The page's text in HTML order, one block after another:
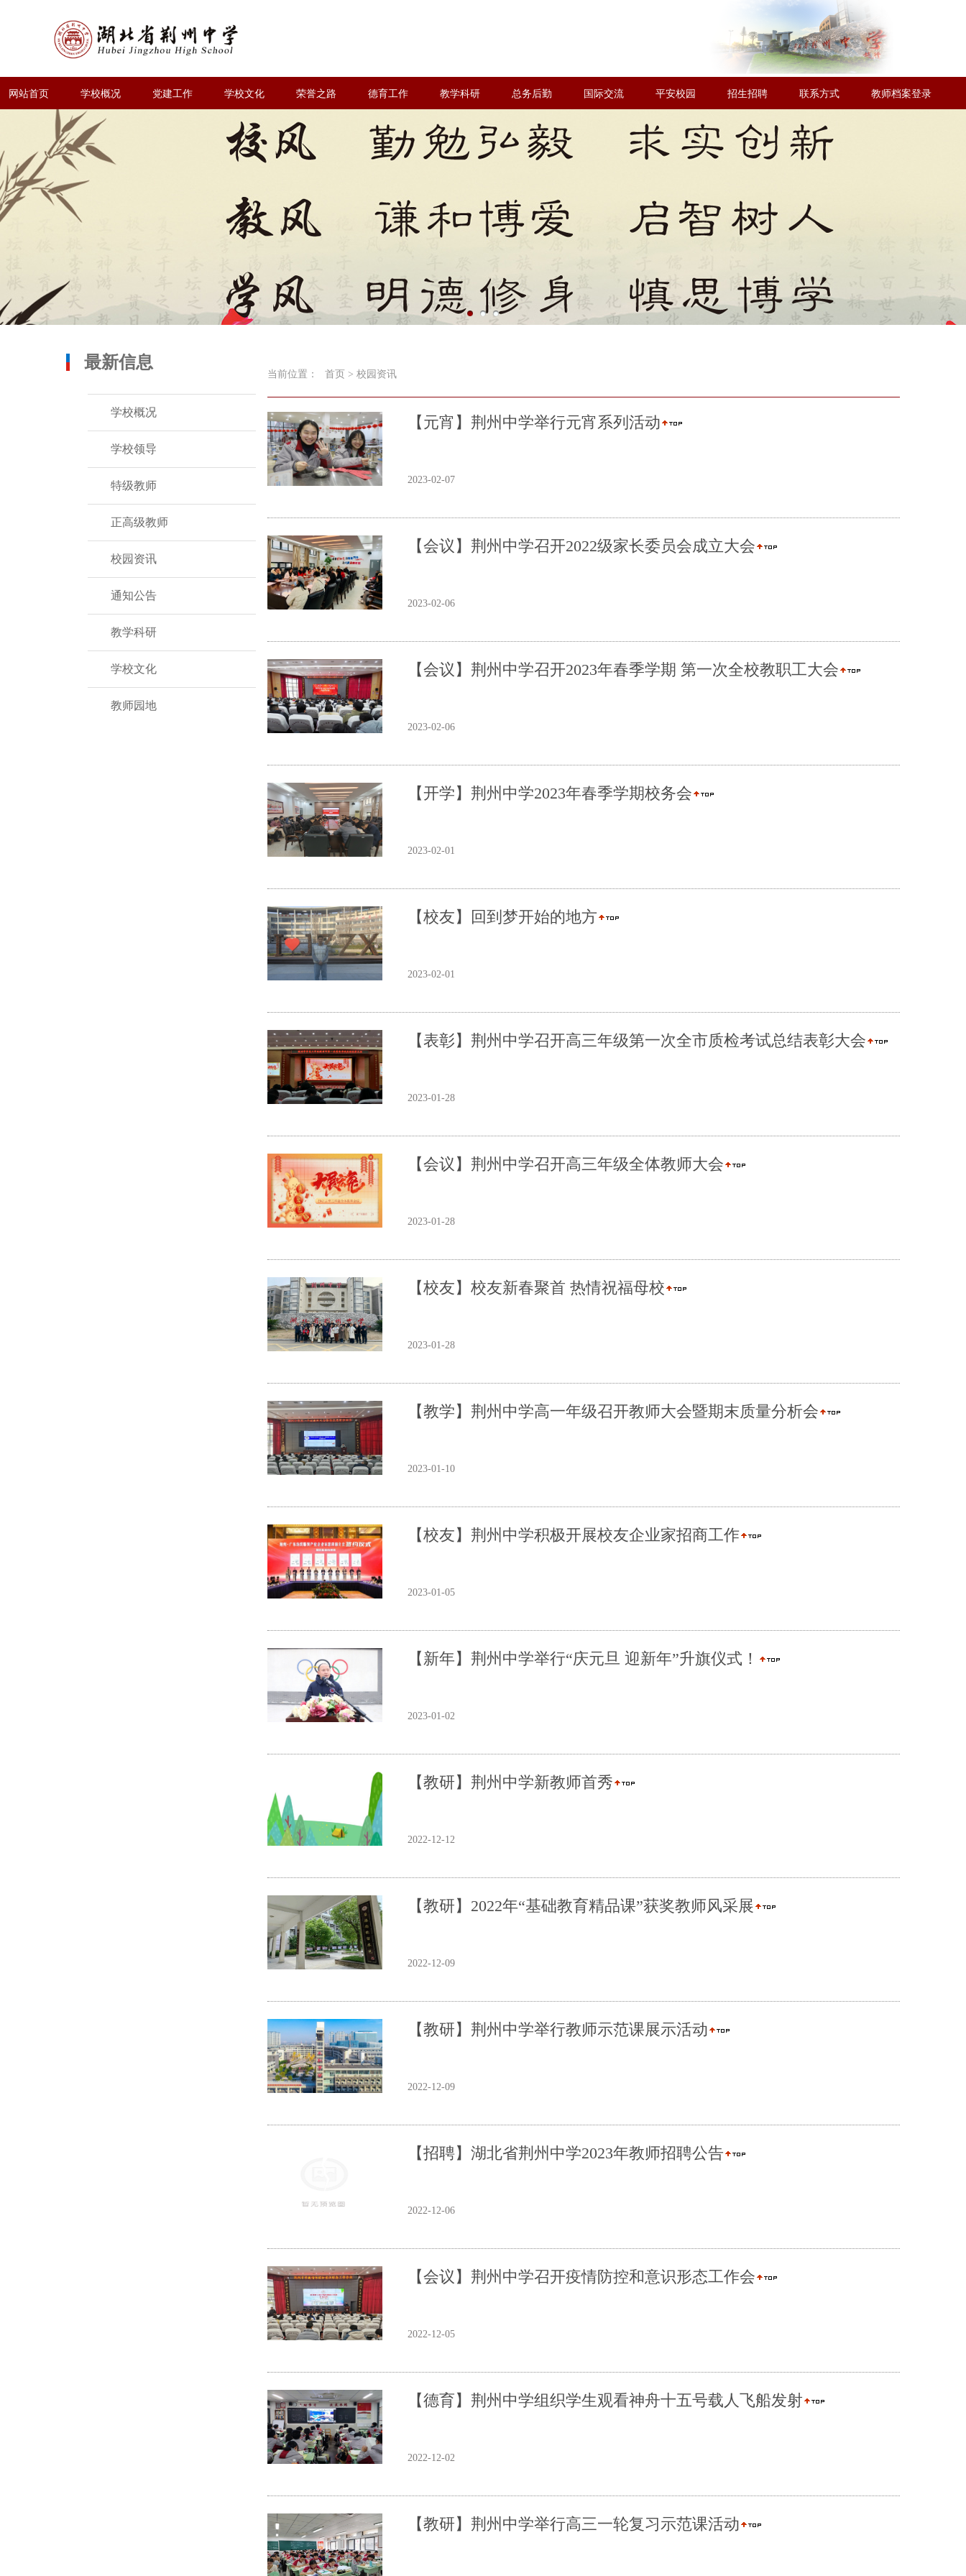
网站首页 学校概况 党建工作 学校文化 荣誉之路 德育工作 教学科研 总务后勤 国际交流 平安校园 招生招聘 联系方式 教师档案登录
最新信息
学校概况
学校领导
特级教师
正高级教师
校园资讯
通知公告
教学科研
学校文化
教师园地
当前位置： 首页 > 校园资讯
【元宵】荆州中学举行元宵系列活动
2023-02-07
【会议】荆州中学召开2022级家长委员会成立大会
2023-02-06
【会议】荆州中学召开2023年春季学期 第一次全校教职工大会
2023-02-06
【开学】荆州中学2023年春季学期校务会
2023-02-01
【校友】回到梦开始的地方
2023-02-01
【表彰】荆州中学召开高三年级第一次全市质检考试总结表彰大会
2023-01-28
【会议】荆州中学召开高三年级全体教师大会
2023-01-28
【校友】校友新春聚首 热情祝福母校
2023-01-28
【教学】荆州中学高一年级召开教师大会暨期末质量分析会
2023-01-10
【校友】荆州中学积极开展校友企业家招商工作
2023-01-05
【新年】荆州中学举行“庆元旦 迎新年”升旗仪式！
2023-01-02
【教研】荆州中学新教师首秀
2022-12-12
【教研】2022年“基础教育精品课”获奖教师风采展
2022-12-09
【教研】荆州中学举行教师示范课展示活动
2022-12-09
【招聘】湖北省荆州中学2023年教师招聘公告
2022-12-06
【会议】荆州中学召开疫情防控和意识形态工作会
2022-12-05
【德育】荆州中学组织学生观看神舟十五号载人飞船发射
2022-12-02
【教研】荆州中学举行高三一轮复习示范课活动